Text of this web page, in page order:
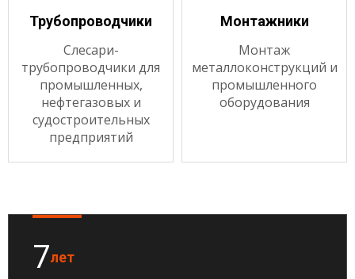
Трубопроводчики
Cлесари-
трубопроводчики для
промышленных,
нефтегазовых и
судостроительных
предприятий
Монтажники
Монтаж
металлоконструкций и
промышленного
оборудования
7лет